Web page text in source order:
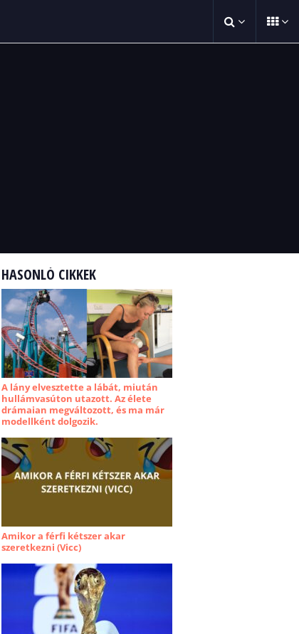
HASONLÓ CIKKEK
A lány elvesztette a lábát, miután
hullámvasúton utazott. Az élete
drámaian megváltozott, és ma már
modellként dolgozik.
Amikor a férfi kétszer akar
szeretkezni (Vicc)